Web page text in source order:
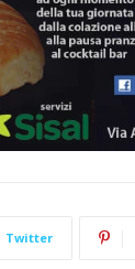
Twitter